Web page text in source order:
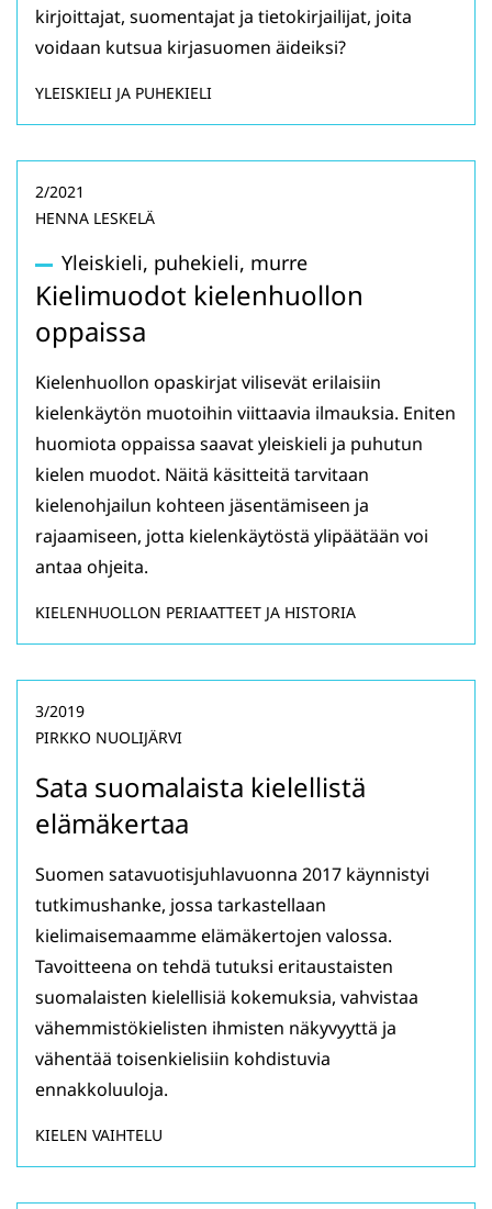
kirjoittajat, suomentajat ja tietokirjailijat, joita
voidaan kutsua kirjasuomen äideiksi?
YLEISKIELI JA PUHEKIELI
Yleiskieli, puhekieli, murre
Kielimuodot kielenhuollon
oppaissa
2/2021
HENNA LESKELÄ
Kielenhuollon opaskirjat vilisevät erilaisiin
kielenkäytön muotoihin viittaavia ilmauksia. Eniten
huomiota oppaissa saavat yleiskieli ja puhutun
kielen muodot. Näitä käsitteitä tarvitaan
kielenohjailun kohteen jäsentämiseen ja
rajaamiseen, jotta kielenkäytöstä ylipäätään voi
antaa ohjeita.
KIELENHUOLLON PERIAATTEET JA HISTORIA
Sata suomalaista kielellistä
elämäkertaa
3/2019
PIRKKO NUOLIJÄRVI
Suomen satavuotisjuhlavuonna 2017 käynnistyi
tutkimushanke, jossa tarkastellaan
kielimaisemaamme elämäkertojen valossa.
Tavoitteena on tehdä tutuksi eritaustaisten
suomalaisten kielellisiä kokemuksia, vahvistaa
vähemmistökielisten ihmisten näkyvyyttä ja
vähentää toisenkielisiin kohdistuvia
ennakkoluuloja.
KIELEN VAIHTELU